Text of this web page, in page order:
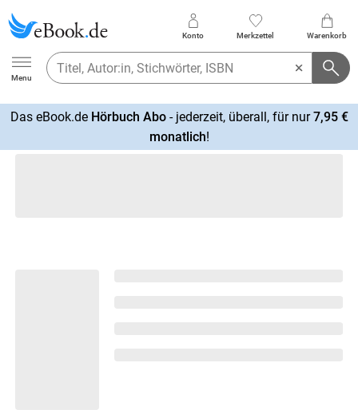
Ebook.de
Menu
Konto Merkzettel Warenkorb
Das eBook.de Hörbuch Abo- jederzeit, überall, für nur7,95 €
monatlich!